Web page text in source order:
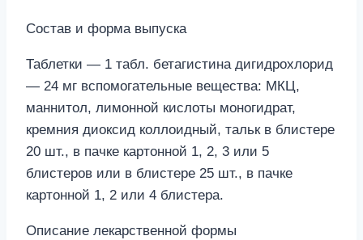
Состав и форма выпуска
Таблетки — 1 табл. бетагистина дигидрохлорид
— 24 мг вспомогательные вещества: МКЦ,
маннитол, лимонной кислоты моногидрат,
кремния диоксид коллоидный, тальк в блистере
20 шт., в пачке картонной 1, 2, 3 или 5
блистеров или в блистере 25 шт., в пачке
картонной 1, 2 или 4 блистера.
Описание лекарственной формы